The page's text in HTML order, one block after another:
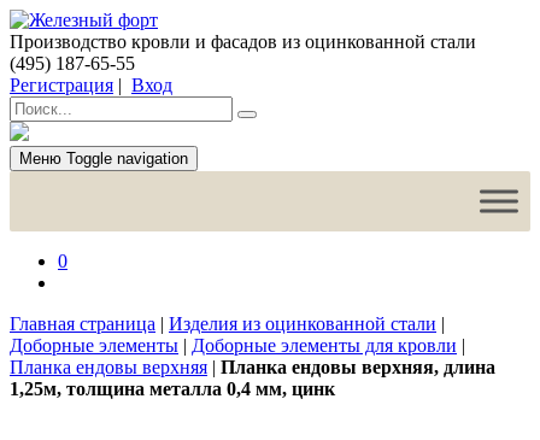
Производство кровли и фасадов из оцинкованной стали
(495) 187-65-55
Регистрация | Вход
Меню Toggle navigation
0
Главная страница | Изделия из оцинкованной стали |
Доборные элементы | Доборные элементы для кровли |
Планка ендовы верхняя | Планка ендовы верхняя, длина
1,25м, толщина металла 0,4 мм, цинк